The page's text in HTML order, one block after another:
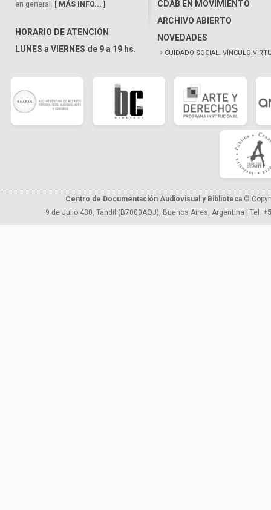
en general. [ MÁS INFO... ]
HORARIO DE ATENCIÓN
LUNES a VIERNES de 9 a 19 hs.
CDAB EN MOVIMIENTO
ARCHIVO ABIERTO
NOVEDADES
CUIDADO SOCIAL. VÍNCULO
Centro de Documentación Audiovisual y Biblioteca ©
9 de Julio 430, Tandil (B7000AQJ), Buenos Aires, Argentina | Tel.